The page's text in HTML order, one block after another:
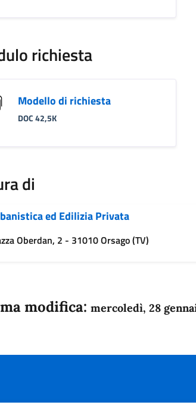
richiesta
Modello di richiesta
DOC 42,5K
di
ed Edilizia Privata
Oberdan, 2 - 31010 Orsago (TV)
modifica: mercoledì, 28